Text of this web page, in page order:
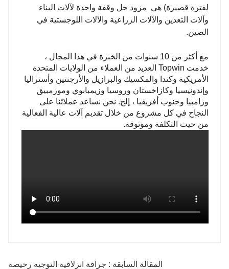
لفترة قصيرة) هي مزود حل وقفة واحدة لآلات البناء
وآلات التعدين والآلات الزراعية والآلات اللوجستية في
الصين.
مع أكثر من 10 سنوات من الخبرة في هذا المجال ،
خدمت Topwin العديد من العملاء من الولايات المتحدة
الأمريكية وكندا والمكسيك والبرازيل والأرجنتين وأستراليا
وإندونيسيا وكازاخستان وروسيا وزيمبابوي وموزمبيق
وزامبيا وجنوب أفريقيا ، إلخ. نحن نساعد عملائنا على
النجاح في كل مشروع من خلال تقديم آلات عالية الفعالية
من حيث التكلفة وموثوقة.
المقالة السابقة : جرافة انزلاقية التوجيه رخيصة